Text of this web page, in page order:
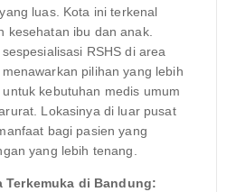
luas. Kota ini terkenal
kesehatan ibu dan anak.
RSHS di area
pilihan yang lebih
kebutuhan medis umum
Lokasinya di luar pusat
bagi pasien yang
yang lebih tenang.
Terkemuka di Bandung: